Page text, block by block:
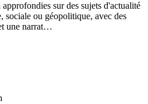
sur des sujets d'actualité
sociale ou géopolitique, avec des
une narrat…